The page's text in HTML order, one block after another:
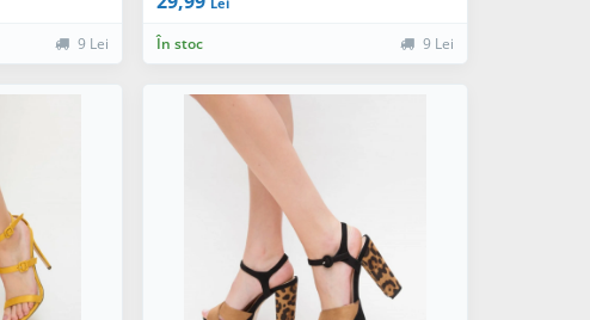
9 Lei În stoc 9 Lei